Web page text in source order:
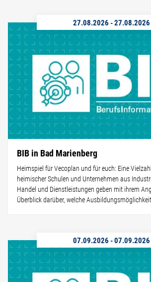
27.08.2026 -27.08.2026
BIB in Bad Marienberg
Heimspiel für Vecoplan und für euch: Eine
heimischer Schulen und Unternehmen aus
Handel und Dienstleistungen geben mit ihrem
Überblick darüber, welche
07.09.2026 -07.09.2026